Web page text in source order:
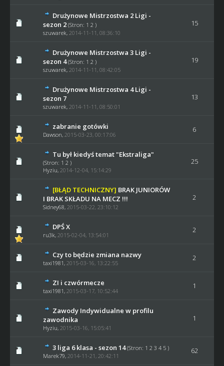
Drużynowe Mistrzostwa 2 Ligi -
sezon 2 (Stron: 1 2 )
szuwarek, 2014-11-11, 08:36:10
15
Drużynowe Mistrzostwa 3 Ligi -
sezon 4 (Stron: 1 2 )
szuwarek, 2014-11-11, 08:42:05
19
Drużynowe Mistrzostwa 4 Ligi -
sezon 7
szuwarek, 2014-11-11, 08:50:01
13
zabranie gotówki
Dawson, 2015-03-23, 00:17:06
6
Tu był kiedyś temat "Ekstraliga"
(Stron: 1 2 )
Hyziu, 2014-12-04, 15:14:29
25
[BŁĄD TECHNICZNY] BRAK JUNIORÓW
I BRAK SKŁADU NA MECZ !!!
Sidney68, 2015-03-22, 23:10:12
2
DPŚ X
ru3k, 2015-02-04, 13:54:01
2
Czy to będzie zmiana nazwy
taxi1981, 2015-03-16, 13:22:55
2
ZI i czwórmecze
taxi1981, 2015-03-17, 10:52:44
1
Zawody Indywidualne w profilu
zawodnika
Hyziu, 2015-03-16, 15:05:41
1
3 liga 6 klasa - sezon 14 (Stron: 1 2 3 4 5 )
Marek79, 2014-11-21, 20:42:11
62